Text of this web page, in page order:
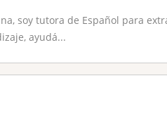
soy tutora de Español para
ayudá...